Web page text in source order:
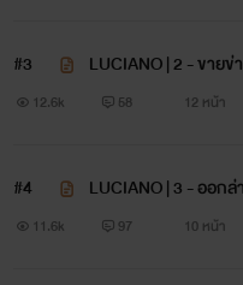
#3 LUCIANO | 2 - ขายข่
12.6k 58 12 หน้า
#4 LUCIANO | 3 - ออกล่า
11.6k 97 10 หน้า